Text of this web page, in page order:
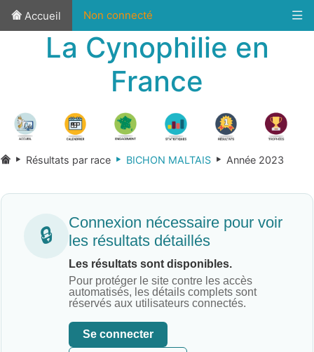
Accueil Non connecté
La Cynophilie en
France
Résultats par race BICHON MALTAIS Année 2023
🔒
Connexion nécessaire pour voir
les résultats détaillés
Les résultats sont disponibles.
Pour protéger le site contre les accès
automatisés, les détails complets sont
réservés aux utilisateurs connectés.
Se connecter